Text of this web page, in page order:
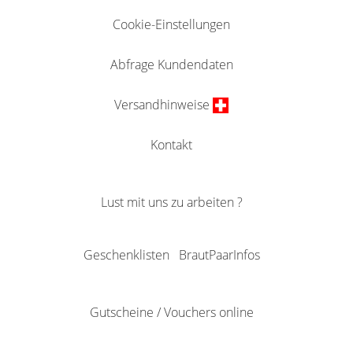
Cookie-Einstellungen
Abfrage Kundendaten
Versandhinweise
Kontakt
Lust mit uns zu arbeiten ?
Geschenklisten BrautPaarInfos
Gutscheine / Vouchers online